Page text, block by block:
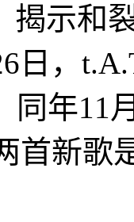
示和
，
同年
首新歌